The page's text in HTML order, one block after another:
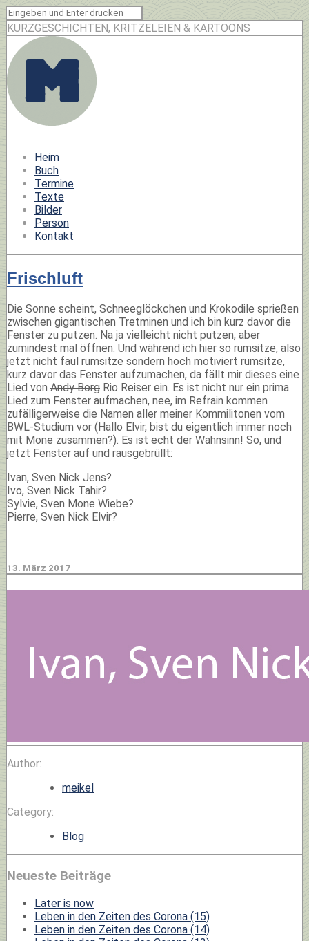
KURZGESCHICHTEN, KRITZELEIEN & KARTOONS
Heim
Buch
Termine
Texte
Bilder
Person
Kontakt
Frischluft
Die Sonne scheint, Schneeglöckchen und Krokodile sprießen
zwischen gigantischen Tretminen und ich bin kurz davor die
Fenster zu putzen. Na ja vielleicht nicht putzen, aber
zumindest mal öffnen. Und während ich hier so rumsitze, also
jetzt nicht faul rumsitze sondern hoch motiviert rumsitze,
kurz davor das Fenster aufzumachen, da fällt mir dieses eine
Lied von Andy Borg Rio Reiser ein. Es ist nicht nur ein prima
Lied zum Fenster aufmachen, nee, im Refrain kommen
zufälligerweise die Namen aller meiner Kommilitonen vom
BWL-Studium vor (Hallo Elvir, bist du eigentlich immer noch
mit Mone zusammen?). Es ist echt der Wahnsinn! So, und
jetzt Fenster auf und rausgebrüllt:
Ivan, Sven Nick Jens?
Ivo, Sven Nick Tahir?
Sylvie, Sven Mone Wiebe?
Pierre, Sven Nick Elvir?
13. März 2017
Author:
meikel
Category:
Blog
Neueste Beiträge
Later is now
Leben in den Zeiten des Corona (15)
Leben in den Zeiten des Corona (14)